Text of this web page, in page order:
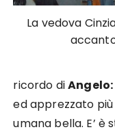
La vedova
ricordo diAngelo:
ed apprezzato
umana bella. E’